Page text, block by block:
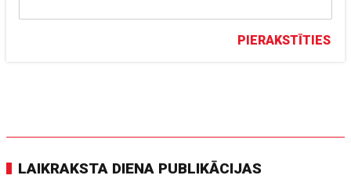
PIERAKSTĪTIES
LAIKRAKSTA DIENA PUBLIKĀCIJAS